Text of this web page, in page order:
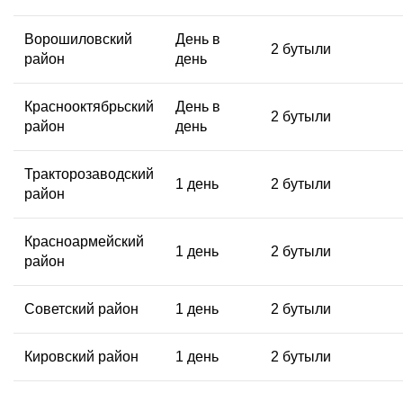
Ворошиловский
район
День в
день
2 бутыли
Краснооктябрьский
район
День в
день
2 бутыли
Тракторозаводский
район
1 день 2 бутыли
Красноармейский
район
1 день 2 бутыли
Советский район 1 день 2 бутыли
Кировский район 1 день 2 бутыли